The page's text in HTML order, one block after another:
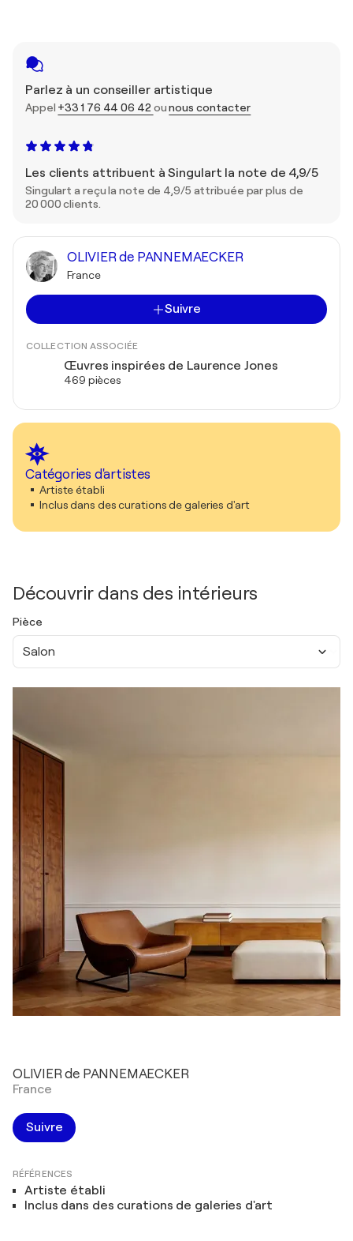
Parlez à un conseiller artistique
Appel +33 1 76 44 06 42 ounous contacter
Les clients attribuent à Singulart la note de 4,9/5
Singulart a reçu la note de 4,9/5 attribuée par plus de
20 000 clients.
OLIVIER de PANNEMAECKER
France
Suivre
COLLECTION ASSOCIÉE
Œuvres inspirées de Laurence Jones
469 pièces
Catégories d'artistes
Artiste établi
Inclus dans des curations de galeries d'art
Découvrir dans des intérieurs
Pièce
Salon
OLIVIER de PANNEMAECKER
France
Suivre
RÉFÉRENCES
Artiste établi
Inclus dans des curations de galeries d'art